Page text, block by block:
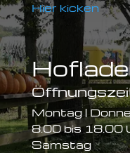
Hier kicken
Montag |
8.00 bis 18.00
Samstag